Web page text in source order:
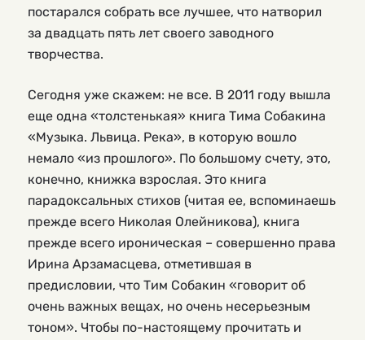
постарался собрать все лучшее, что натворил
за двадцать пять лет своего заводного
творчества.
Сегодня уже скажем: не все. В 2011 году вышла
еще одна «толстенькая» книга Тима Собакина
«Музыка. Львица. Река», в которую вошло
немало «из прошлого». По большому счету, это,
конечно, книжка взрослая. Это книга
парадоксальных стихов (читая ее, вспоминаешь
прежде всего Николая Олейникова), книга
прежде всего ироническая – совершенно права
Ирина Арзамасцева, отметившая в
предисловии, что Тим Собакин «говорит об
очень важных вещах, но очень несерьезным
тоном». Чтобы по-настоящему прочитать и